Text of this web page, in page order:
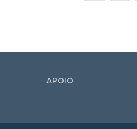
APOIO